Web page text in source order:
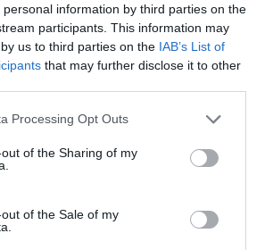
information by third parties on the
participants. This information may
us to third parties on the IAB’s List of
that may further disclose it to other
Processing Opt Outs
of the Sharing of my
of the Sale of my